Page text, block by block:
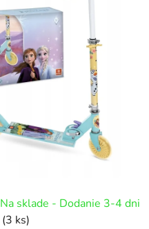
Na sklade - Dodanie 3-4 dni
(3 ks)